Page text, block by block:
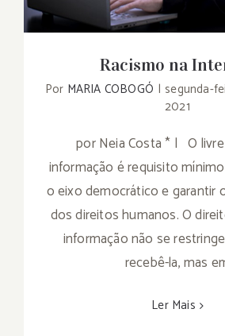
Racismo na
Por MARIA COBOGÓ | segunda-
2021
por Neia Costa * | O
informação é requisito
o eixo democrático e garantir
dos direitos humanos. O
informação não se
recebê-la, mas
Ler Mais